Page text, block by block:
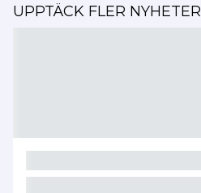
UPPTÄCK FLER NYHETER